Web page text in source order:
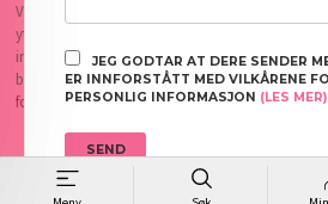
Vår nettbutikk bruker cookies slik at du får en
yte deg bedre service. Vi bruker cookies
innloggingsdetaljer og huske hva du har puttet i
bruke siden som normalt om du godtar dette.
for cookies.
JEG GODTAR AT DERE SENDER
ER INNFORSTÅTT MED VILKÅRENE
PERSONLIG INFORMASJON (LES MER)